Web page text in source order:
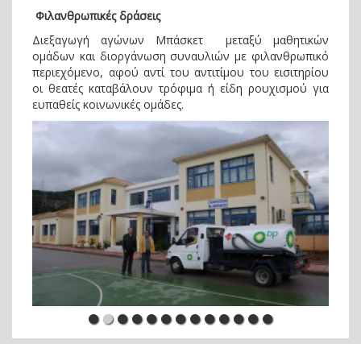
Φιλανθρωπικές δράσεις
Διεξαγωγή αγώνων Μπάσκετ μεταξύ μαθητικών
ομάδων και διοργάνωση συναυλιών με φιλανθρωπικό
περιεχόμενο, αφού αντί του αντιτίμου του εισιτηρίου
οι θεατές καταβάλουν τρόφιμα ή είδη ρουχισμού για
ευπαθείς κοινωνικές ομάδες.